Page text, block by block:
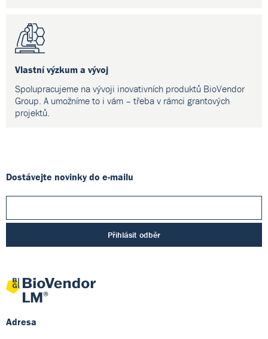
Vlastní výzkum a vývoj
Spolupracujeme na vývoji inovativních produktů BioVendor
Group. A umožníme to i vám – třeba v rámci grantových
projektů.
Dostávejte novinky do e-mailu
Přihlásit odběr
Adresa